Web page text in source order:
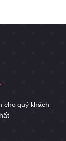
cho quý khách